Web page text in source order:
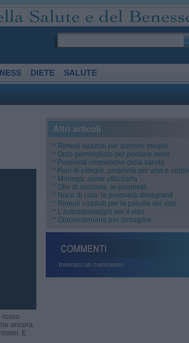
DIETE SALUTE
rosso
ancora
E
Altri articoli
* Rimedi naturali per dormire meglio
* Orzo germogliato per perdere peso
* Proprietà cosmetiche della carota
* Fiori di ciliegio, proprietà per viso e corpo
* Moringa: come utilizzarla
* Olio di nocciola, le proprietà
* ​Noce di cola: le proprietà​ dimagranti
* Rimedi naturali per la peluria del viso
* L’automassaggio per il viso
* Glucomannano per dimagrire
Inserisci un commento